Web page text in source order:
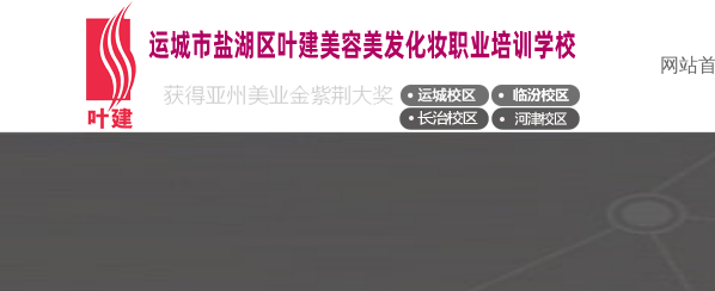
网站